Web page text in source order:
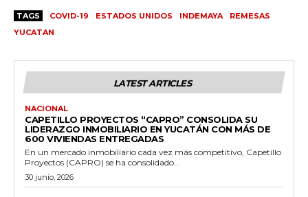
TAGS COVID-19 ESTADOS UNIDOS INDEMAYA
REMESAS
YUCATAN
LATEST ARTICLES
NACIONAL
CAPETILLO PROYECTOS “CAPRO” CONSOLIDA SU
LIDERAZGO INMOBILIARIO EN YUCATÁN CON MÁS DE
600 VIVIENDAS ENTREGADAS
En un mercado inmobiliario cada vez más competitivo, Capetillo
Proyectos (CAPRO) se ha consolidado...
30 junio, 2026